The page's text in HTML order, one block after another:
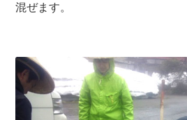
混ぜます。